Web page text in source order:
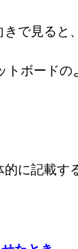
で見ると
トボードの
に記載す